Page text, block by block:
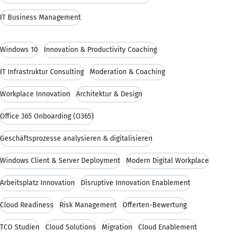
IT Business Management
Windows 10 Innovation & Productivity Coaching
IT Infrastruktur Consulting Moderation & Coaching
Workplace Innovation Architektur & Design
Office 365 Onboarding (O365)
Geschäftsprozesse analysieren & digitalisieren
Windows Client & Server Deployment Modern Digital Workplace
Arbeitsplatz Innovation Disruptive Innovation Enablement
Cloud Readiness Risk Management Offerten-Bewertung
TCO Studien Cloud Solutions Migration Cloud Enablement